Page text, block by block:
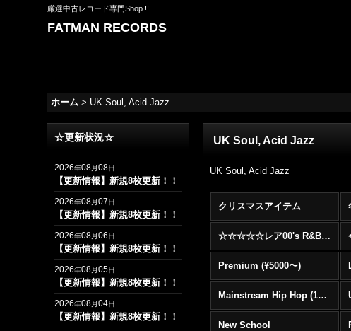
厳選中古レコード専門Shop !!
FATMAN RECORDS
ホーム > UK Soul, Acid Jazz
☆更新状況☆
2026年08月08日
【更新情報】新規8枚更新！！
2026年08月07日
【更新情報】新規8枚更新！！
2026年08月06日
【更新情報】新規8枚更新！！
2026年08月05日
【更新情報】新規8枚更新！！
2026年08月04日
【更新情報】新規8枚更新！！
UK Soul, Acid Jazz
UK Soul, Acid Jazz
クリスマスアイテム
☆☆☆☆☆レア00's R&B Promo Only盤特集！！☆☆☆☆☆
Premium (¥5000〜)
Mainstream Hip Hop (1990〜1999)
New School